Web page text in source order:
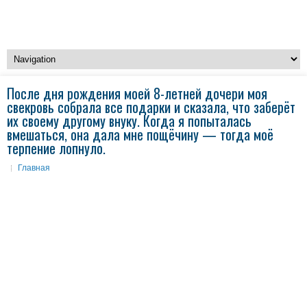
После дня рождения моей 8-летней дочери моя
свекровь собрала все подарки и сказала, что заберёт
их своему другому внуку. Когда я попыталась
вмешаться, она дала мне пощёчину — тогда моё
терпение лопнуло.
Главная